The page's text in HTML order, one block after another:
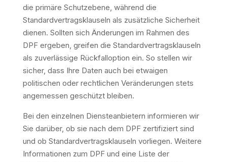
die primäre Schutzebene, während die
Standardvertragsklauseln als zusätzliche Sicherheit
dienen. Sollten sich Änderungen im Rahmen des
DPF ergeben, greifen die Standardvertragsklauseln
als zuverlässige Rückfalloption ein. So stellen wir
sicher, dass Ihre Daten auch bei etwaigen
politischen oder rechtlichen Veränderungen stets
angemessen geschützt bleiben.
Bei den einzelnen Diensteanbietern informieren wir
Sie darüber, ob sie nach dem DPF zertifiziert sind
und ob Standardvertragsklauseln vorliegen. Weitere
Informationen zum DPF und eine Liste der